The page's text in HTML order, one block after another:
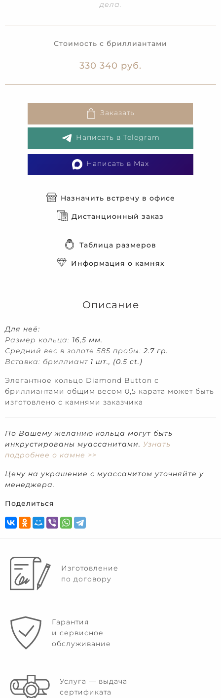
дела.
Стоимость с бриллиантами
330 340 руб.
Заказать
Написать в Telegram
Написать в Max
Назначить встречу в офисе
Дистанционный заказ
Таблица размеров
Информация о камнях
Описание
Для неё:
Размер кольца: 16,5 мм.
Средний вес в золоте 585 пробы: 2.7 гр.
Вставка: бриллиант 1 шт., (0.5 ct.)
Элегантное кольцо Diamond Button с
бриллиантами общим весом 0,5 карата может быть
изготовлено с камнями заказчика
По Вашему желанию кольца могут быть
инкрустированы муассанитами. Узнать
подробнее о камне >>
Цену на украшение с муассанитом уточняйте у
менеджера.
Поделиться
Изготовление
по договору
Гарантия
и сервисное
обслуживание
Услуга — выдача
сертификата